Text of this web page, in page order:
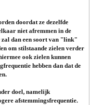
doordat ze dezelfde
niet afremmen in de
dan een soort van "link"
om stilstaande zielen verder
ook zielen kunnen
hebben dan dat de
doel, namelijk
afstemmingsfrequentie.